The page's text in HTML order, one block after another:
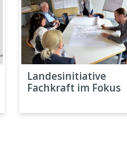
Landesinitiative
Fachkraft im Fokus